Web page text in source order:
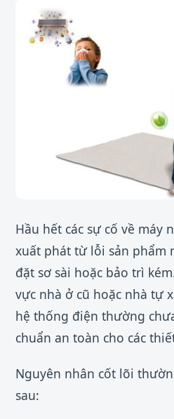
Hầu hết các sự cố về máy
xuất phát từ lỗi sản phẩm
đặt sơ sài hoặc bảo trì
vực nhà ở cũ hoặc nhà tự
hệ thống điện thường
chuẩn an toàn cho các
Nguyên nhân cốt lõi
sau: